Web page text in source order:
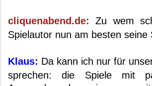
cliquenabend.de:Zu wem
Spielautor nun am besten seine
Klaus: Da kann ich nur für
sprechen: die Spiele mit